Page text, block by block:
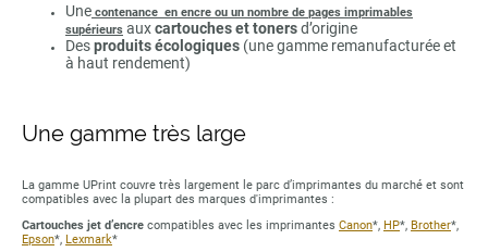
Une contenance en encre ou un nombre de pages imprimables
supérieurs auxcartouches et tonersd’origine
Desproduits écologiques (une gamme remanufacturée et
à haut rendement)
Une gamme très large
La gamme UPrint couvre très largement le parc d’imprimantes du marché et sont
compatibles avec la plupart des marques d'imprimantes :
Cartouches jet d’encre compatibles avec les imprimantes Canon*, HP*, Brother*,
Epson*, Lexmark*